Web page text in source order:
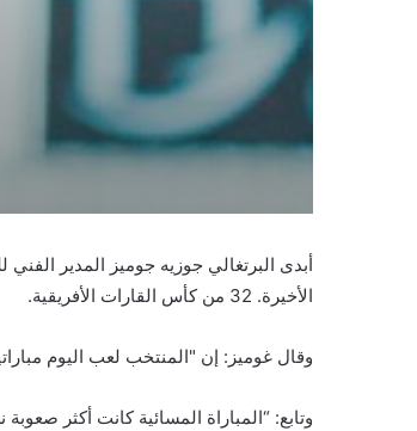
أبدى البرتغالي جوزيه جوميز المدير
الأخيرة. 32 من كأس القارات الأفريقية.
وقال غوميز: إن "المنتخب لعب اليوم
وتابع: “المباراة المسائية كانت أكثر